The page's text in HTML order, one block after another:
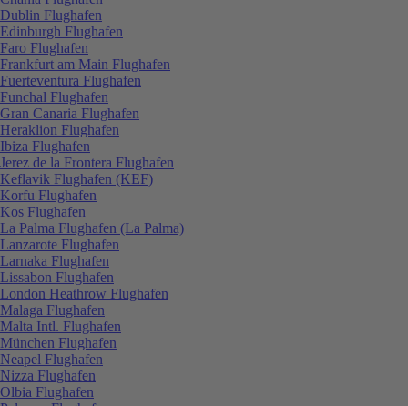
Dublin Flughafen
Edinburgh Flughafen
Faro Flughafen
Frankfurt am Main Flughafen
Fuerteventura Flughafen
Funchal Flughafen
Gran Canaria Flughafen
Heraklion Flughafen
Ibiza Flughafen
Jerez de la Frontera Flughafen
Keflavik Flughafen (KEF)
Korfu Flughafen
Kos Flughafen
La Palma Flughafen (La Palma)
Lanzarote Flughafen
Larnaka Flughafen
Lissabon Flughafen
London Heathrow Flughafen
Malaga Flughafen
Malta Intl. Flughafen
München Flughafen
Neapel Flughafen
Nizza Flughafen
Olbia Flughafen